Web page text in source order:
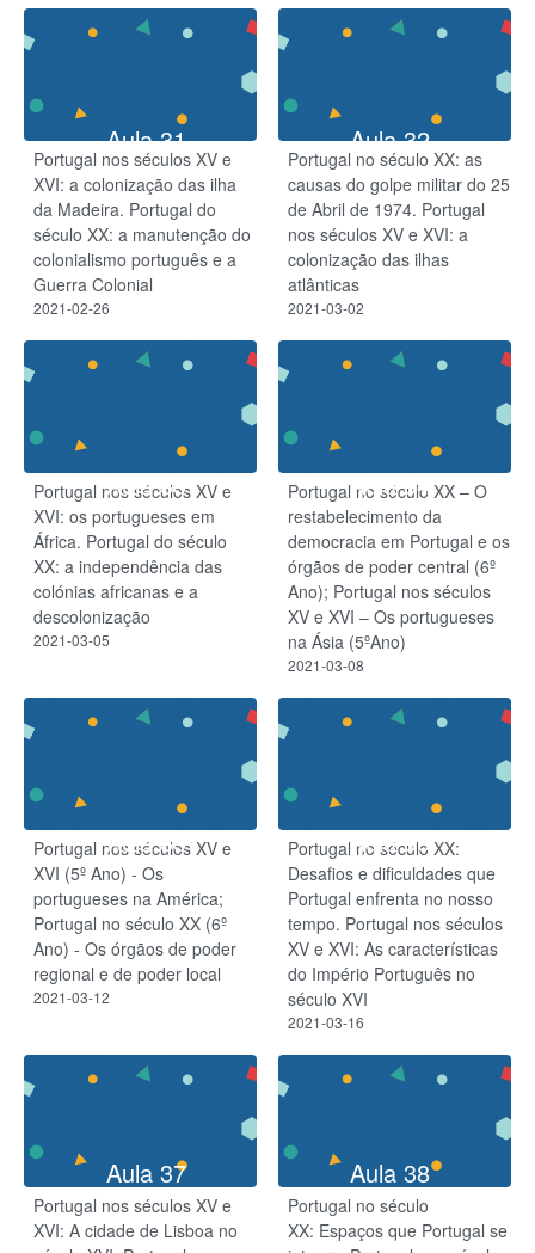
Aula 31
Portugal nos séculos XV e
XVI: a colonização das ilha
da Madeira. Portugal do
século XX: a manutenção do
colonialismo português e a
Guerra Colonial
2021-02-26
Aula 32
Portugal no século XX: as
causas do golpe militar do 25
de Abril de 1974. Portugal
nos séculos XV e XVI: a
colonização das ilhas
atlânticas
2021-03-02
Aula 33
Portugal nos séculos XV e
XVI: os portugueses em
África. Portugal do século
XX: a independência das
colónias africanas e a
descolonização
2021-03-05
Aula 34
Portugal no século XX – O
restabelecimento da
democracia em Portugal e os
órgãos de poder central (6º
Ano); Portugal nos séculos
XV e XVI – Os portugueses
na Ásia (5ºAno)
2021-03-08
Aula 35
Portugal nos séculos XV e
XVI (5º Ano) - Os
portugueses na América;
Portugal no século XX (6º
Ano) - Os órgãos de poder
regional e de poder local
2021-03-12
Aula 36
Portugal no século XX:
Desafios e dificuldades que
Portugal enfrenta no nosso
tempo. Portugal nos séculos
XV e XVI: As características
do Império Português no
século XVI
2021-03-16
Aula 37
Portugal nos séculos XV e
XVI: A cidade de Lisboa no
Aula 38
Portugal no século
XX: Espaços que Portugal se